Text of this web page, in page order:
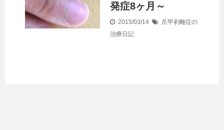
発症8ヶ月～
2015/03/14
爪甲剥離症の
治療日記